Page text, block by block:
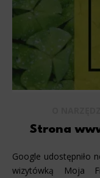
Strona
Google udostępniło
wizytówką Moja